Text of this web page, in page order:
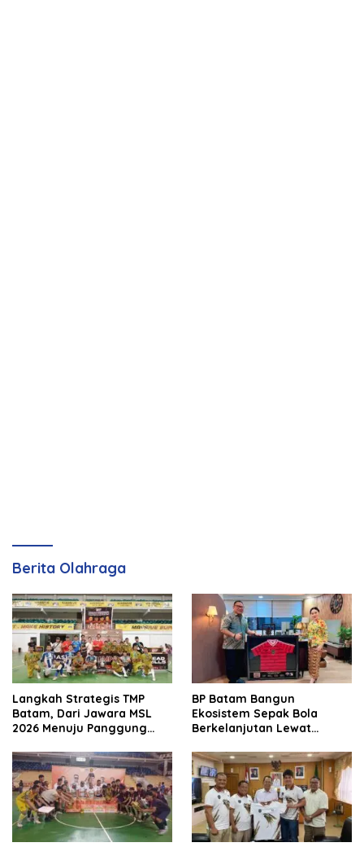
Berita Olahraga
Langkah Strategis TMP
Batam, Dari Jawara MSL
2026 Menuju Panggung
BP Batam Bangun
Ekosistem Sepak Bola
Berkelanjutan Lewat